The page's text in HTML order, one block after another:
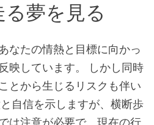
夢を見る
なたの情熱と目標に向かっ
映しています。 しかし同時
とから生じるリスクも伴い
自信を示しますが、横断歩